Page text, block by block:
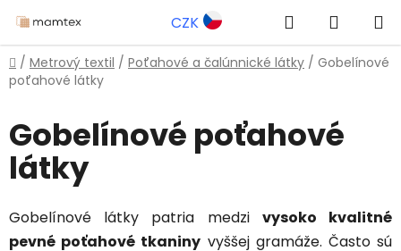
na
obsah
CZK Hľadať
KOŠÍK
Domov
/ Metrový textil / Poťahové a čalúnnické látky / Gobelínové
poťahové látky
Gobelínové poťahové
látky
Gobelínové látky patria medzi vysoko kvalitné
pevné poťahové tkaniny vyššej gramáže. Často sú